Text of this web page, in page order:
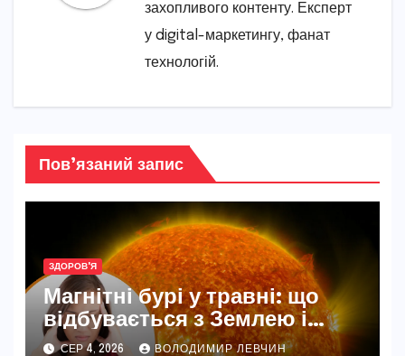
захопливого контенту. Експерт
у digital-маркетингу, фанат
технологій.
Пов’язаний запис
ЗДОРОВ'Я
Магнітні бурі у травні: що
відбувається з Землею і
нашим самопочуттям
СЕР 4, 2026 ВОЛОДИМИР ЛЕВЧИН